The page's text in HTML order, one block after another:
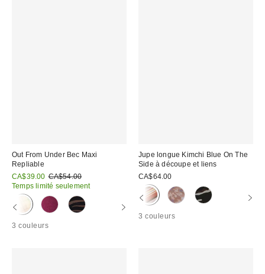
Out From Under Bec Maxi
Repliable
Prix
soldé
CA$39.00 Prix
courant
CA$54.00
Temps limité seulement
3 couleurs
Jupe longue Kimchi Blue On The
Side à découpe et liens
CA$64.00
3 couleurs